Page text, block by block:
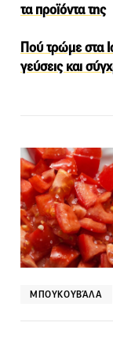
τα προϊόντα της
Πού τρώμε στα
γεύσεις και
ΜΠΟΥΚΟΥΒΆΛΑ